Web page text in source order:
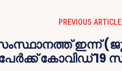
PREVIOUS ARTICLE